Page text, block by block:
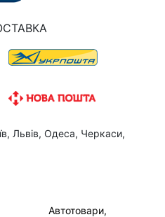
Львів, Одеса, Черкаси,
Автотовари,